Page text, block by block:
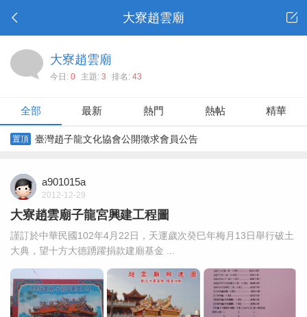
大寮趙雲廟
大寮趙雲廟
今日: 0 主題: 3 排名: 43
全部 最新 熱門 熱帖 精華
置頂 臺灣趙子龍文化協會公開徵求會員公告
a901015a
2012-12-29
大寮趙雲廟子龍宮興建工程圖
謹訂於中華民國102年4月22日，天運歲次癸巳年梅月13日舉行破土
大典，望十方大德踴躍捐款建廟基金 ...